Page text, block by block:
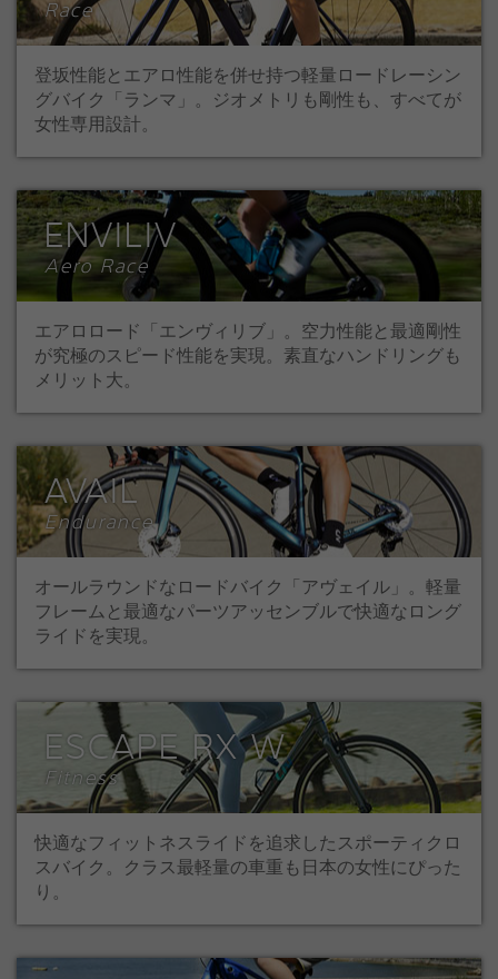
Race
登坂性能とエアロ性能を併せ持つ軽量ロードレーシン
グバイク「ランマ」。ジオメトリも剛性も、すべてが
女性専用設計。
ENVILIV
Aero Race
エアロロード「エンヴィリブ」。空力性能と最適剛性
が究極のスピード性能を実現。素直なハンドリングも
メリット大。
AVAIL
Endurance
オールラウンドなロードバイク「アヴェイル」。軽量
フレームと最適なパーツアッセンブルで快適なロング
ライドを実現。
ESCAPE RX W
Fitness
快適なフィットネスライドを追求したスポーティクロ
スバイク。クラス最軽量の車重も日本の女性にぴった
り。